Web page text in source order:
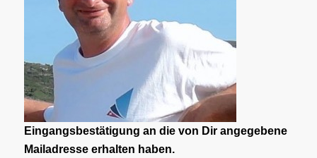
Eingangsbestätigung an die von Dir angegebene
Mailadresse erhalten haben.